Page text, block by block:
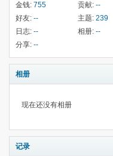
金钱: 755 贡献: --
好友: -- 主题: 239
日志: -- 相册: --
分享: --
相册
现在还没有相册
记录